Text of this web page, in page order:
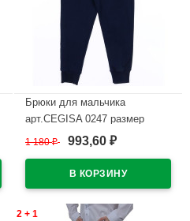
Брюки для мальчика
арт.CEGISA 0247 размер
28/116-34/134 цвет темно-
1 180₽ 993,60 ₽
2 + 1